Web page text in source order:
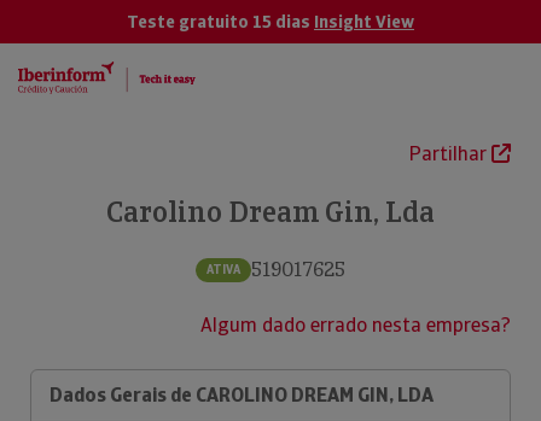
Teste gratuito 15 dias Insight View
Partilhar
Carolino Dream Gin, Lda
ATIVA 519017625
Algum dado errado nesta empresa?
Dados Gerais de CAROLINO DREAM GIN, LDA